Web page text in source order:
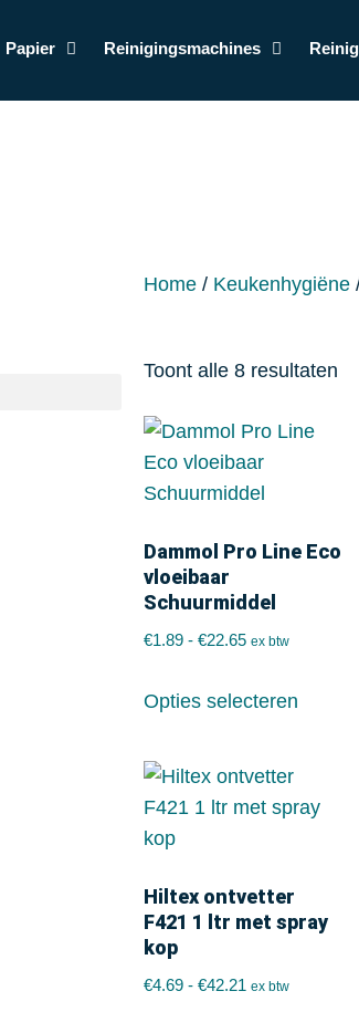
Papier Reinigingsmachines
Home / Keukenhygiëne
Toont alle 8 resultaten
Dammol Pro Line Eco
vloeibaar
Schuurmiddel
€1.89 - €22.65 ex btw
Opties selecteren
Hiltex ontvetter
F421 1 ltr met spray
kop
€4.69 - €42.21 ex btw